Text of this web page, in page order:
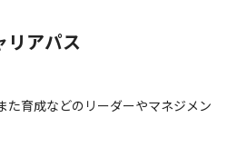
する機会を設けることで、頑張
す。
リアパス
た育成などのリーダーやマネジメン